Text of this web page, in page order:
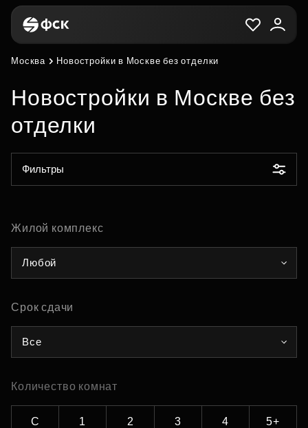
Москва Новостройки в Москве без отделки
Новостройки в Москве без
отделки
Фильтры
Жилой комплекс
Любой
Срок сдачи
Все
Количество комнат
С 1 2 3 4 5+